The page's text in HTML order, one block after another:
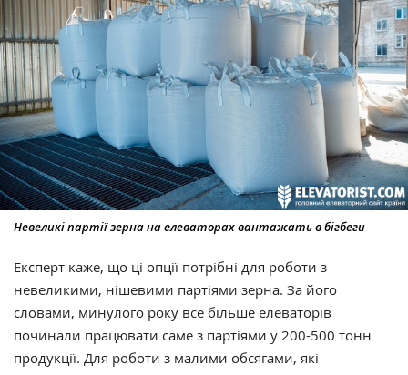
Невеликі партії зерна на елеваторах вантажать в бігбеги
Експерт каже, що ці опції потрібні для роботи з
невеликими, нішевими партіями зерна. За його
словами, минулого року все більше елеваторів
починали працювати саме з партіями у 200-500 тонн
продукції. Для роботи з малими обсягами, які